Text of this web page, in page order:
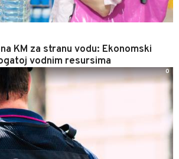
KM za stranu vodu: Ekonomski
vodnim resursima
0